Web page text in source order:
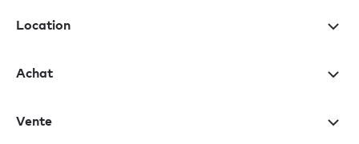
Location
Achat
Vente